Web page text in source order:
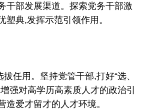
干部发展渠道。探索党务干部激
塑典,发挥示范引领作用。
任用。坚持党管干部,打好“选、
强对高学历高素质人才的政治引
造爱才留才的人才环境。